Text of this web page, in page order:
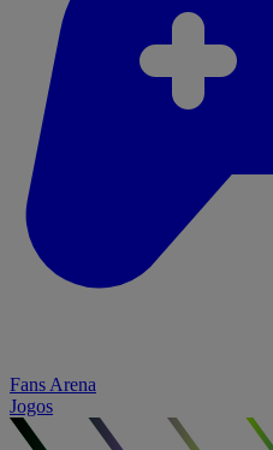
Fans Arena
Jogos